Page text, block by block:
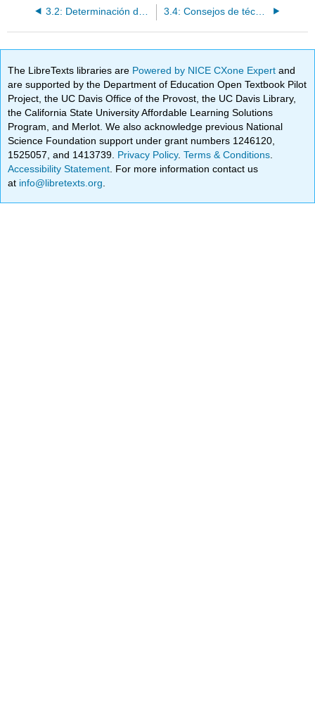
3.4: Consejos de técnica de campo para medir el diámetro del árbol
The LibreTexts libraries are Powered by NICE CXone Expertand
are supported by the Department of Education Open Textbook Pilot
Project, the UC Davis Office of the Provost, the UC Davis Library,
the California State University Affordable Learning Solutions
Program, and Merlot. We also acknowledge previous National
Science Foundation support under grant numbers 1246120,
1525057, and 1413739. Privacy Policy.Terms & Conditions
Accessibility Statement . For more information contact us
at info@libretexts.org